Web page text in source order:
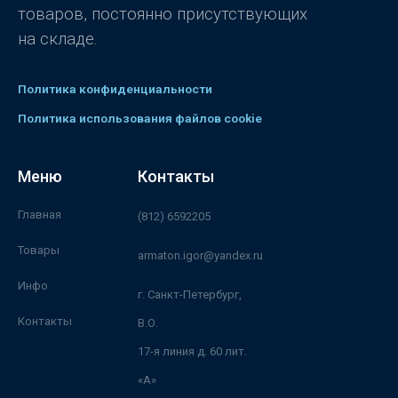
товаров, постоянно присутствующих
на складе.
Политика конфиденциальности
Политика использования файлов cookie
Меню
Главная
Товары
Инфо
Контакты
Контакты
(812) 6592205
armaton.igor@yandex.ru
г. Санкт-Петербург,
В.О.
17-я линия д. 60 лит.
«А»